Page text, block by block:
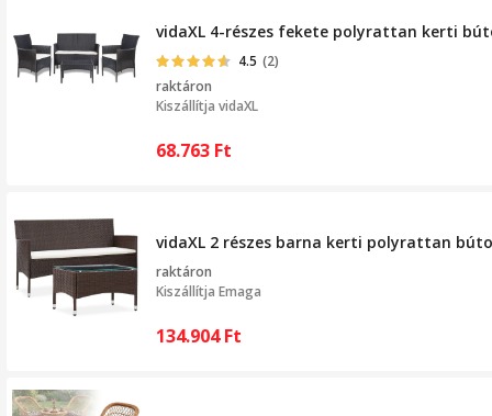
vidaXL 4-részes fekete polyrattan kerti
4.5 (2)
raktáron
Kiszállítja vidaXL
68.763 Ft
vidaXL 2 részes barna kerti polyrattan
raktáron
Kiszállítja Emaga
134.904Ft